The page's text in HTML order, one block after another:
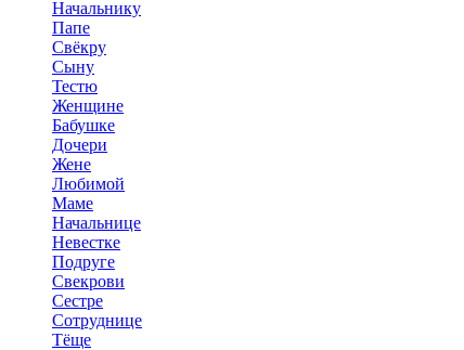
Начальнику
Папе
Свёкру
Сыну
Тестю
Женщине
Бабушке
Дочери
Жене
Любимой
Маме
Начальнице
Невестке
Подруге
Свекрови
Сестре
Сотруднице
Тёще